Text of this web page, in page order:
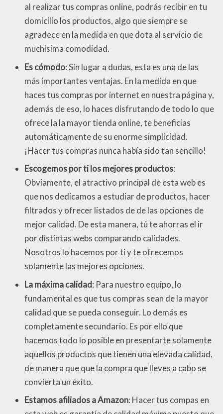
al realizar tus compras online, podrás recibir en tu
domicilio los productos, algo que siempre se
agradece en la medida en que dota al servicio de
muchísima comodidad.
Es cómodo: Sin lugar a dudas, esta es una de las
más importantes ventajas. En la medida en que
haces tus compras por internet en nuestra página y,
además de eso, lo haces disfrutando de todo lo que
ofrece la la mayor tienda online, te beneficias
automáticamente de su enorme simplicidad.
¡Hacer tus compras nunca había sido tan sencillo!
Escogemos por ti los mejores productos:
Obviamente, el atractivo principal de esta web es
que nos dedicamos a estudiar de productos, hacer
filtrados y ofrecer listados de de las opciones de
mejor calidad. De esta manera, tú te ahorras el ir
por distintas webs comparando calidades.
Nosotros lo hacemos por ti y te ofrecemos
solamente las mejores opciones.
La máxima calidad: Para nuestro equipo, lo
fundamental es que tus compras sean de la mayor
calidad que se pueda conseguir. Lo demás es
completamente secundario. Es por ello que
hacemos todo lo posible en presentarte solamente
aquellos productos que tienen una elevada calidad,
de manera que que la compra que lleves a cabo se
convierta un éxito.
Estamos afiliados a Amazon: Hacer tus compas en